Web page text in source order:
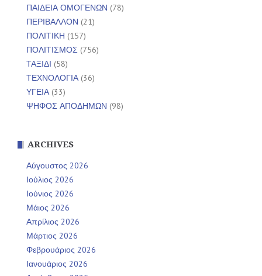
ΠΑΙΔΕΙΑ ΟΜΟΓΕΝΩΝ (78)
ΠΕΡΙΒΑΛΛΟΝ (21)
ΠΟΛΙΤΙΚΗ (157)
ΠΟΛΙΤΙΣΜΟΣ (756)
ΤΑΞΙΔΙ (58)
ΤΕΧΝΟΛΟΓΙΑ(36)
ΥΓΕΙΑ(33)
ΨΗΦΟΣ ΑΠΟΔΗΜΩΝ (98)
ARCHIVES
Αύγουστος 2026
Ιούλιος 2026
Ιούνιος 2026
Μάιος 2026
Απρίλιος 2026
Μάρτιος 2026
Φεβρουάριος 2026
Ιανουάριος 2026